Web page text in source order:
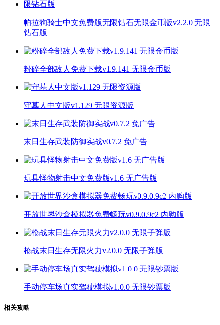
帕拉狗骑士中文免费版无限钻石无限金币版v2.2.0 无限
钻石版
粉碎全部敌人免费下载v1.9.141 无限金币版
守墓人中文版v1.129 无限资源版
末日生存武装防御实战v0.7.2 免广告
玩具怪物射击中文免费版v1.6 无广告版
开放世界沙盒模拟器免费畅玩v0.9.0.9c2 内购版
枪战末日生存无限火力v2.0.0 无限子弹版
手动停车场真实驾驶模拟v1.0.0 无限钞票版
相关攻略